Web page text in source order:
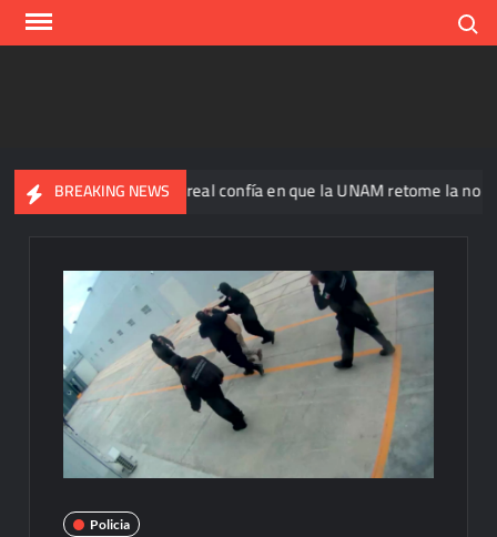
Skip
BREAKING NEWS
Ricardo Monreal confía en que la UNAM retome la
Policia